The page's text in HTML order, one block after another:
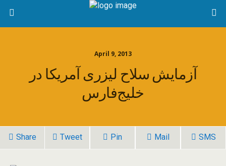
April 9, 2013
آزمایش سلاح لیزری آمریکا در
خلیج‌فارس
Share Tweet Pin Mail SMS